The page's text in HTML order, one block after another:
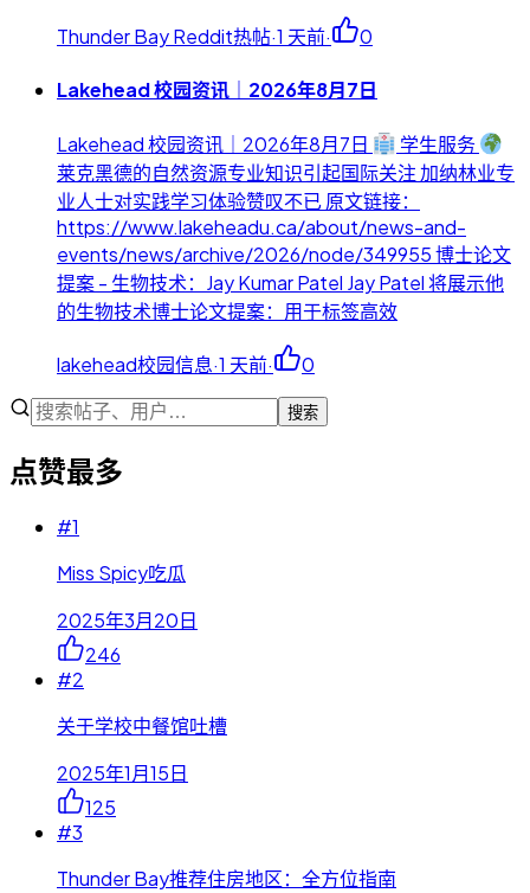
Thunder Bay Reddit热帖·1 天前· 0
Lakehead 校园资讯｜2026年8月7日
Lakehead 校园资讯｜2026年8月7日
学生服务
莱克黑德的自然资源专业知识引起国际关注 加纳林业专
业人士对实践学习体验赞叹不已 原文链接：
https://www.lakeheadu.ca/about/news-and-
events/news/archive/2026/node/349955 博士论文
提案 - 生物技术：Jay Kumar Patel Jay Patel 将展示他
的生物技术博士论文提案：用于标签高效
lakehead校园信息·1 天前· 0
搜索
点赞最多
#1
Miss Spicy吃瓜
2025年3月20日
246
#2
关于学校中餐馆吐槽
2025年1月15日
125
#3
Thunder Bay推荐住房地区：全方位指南